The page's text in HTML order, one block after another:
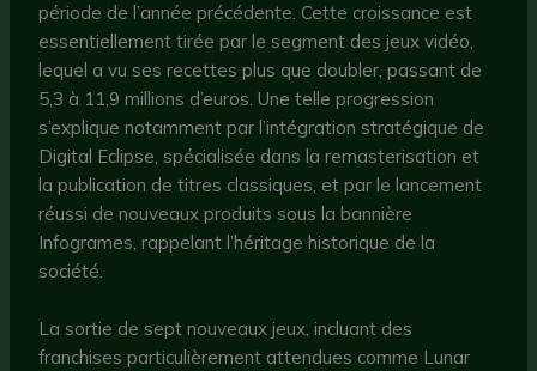
période de l’année précédente. Cette croissance est
essentiellement tirée par le segment des jeux vidéo,
lequel a vu ses recettes plus que doubler, passant de
5,3 à 11,9 millions d’euros. Une telle progression
s’explique notamment par l’intégration stratégique de
Digital Eclipse, spécialisée dans la remasterisation et
la publication de titres classiques, et par le lancement
réussi de nouveaux produits sous la bannière
Infogrames, rappelant l’héritage historique de la
société.
La sortie de sept nouveaux jeux, incluant des
franchises particulièrement attendues comme Lunar